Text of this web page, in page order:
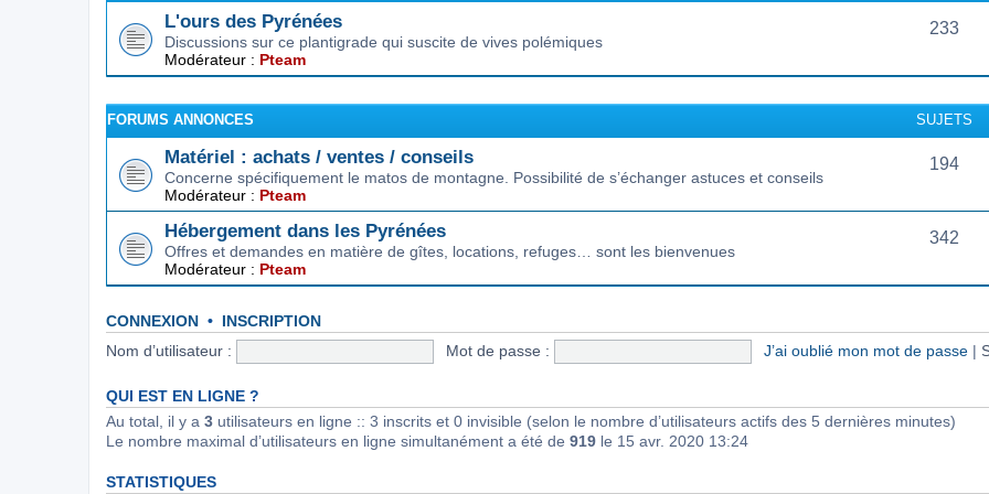
L'ours des Pyrénées
Discussions sur ce plantigrade qui suscite de vives polémiques
Modérateur : Pteam
233
FORUMS ANNONCES SUJETS
Matériel : achats / ventes / conseils
Concerne spécifiquement le matos de montagne. Possibilité de s’échanger astuces et conseils
Modérateur : Pteam
194
Hébergement dans les Pyrénées
Offres et demandes en matière de gîtes, locations, refuges… sont les bienvenues
Modérateur : Pteam
342
CONNEXION • INSCRIPTION
Nom d’utilisateur : Mot de passe : J’ai oublié mon mot de passe |
QUI EST EN LIGNE ?
Au total, il y a 3 utilisateurs en ligne :: 3 inscrits et 0 invisible (selon le nombre d’utilisateurs actifs des 5 dernières minutes)
Le nombre maximal d’utilisateurs en ligne simultanément a été de 919 le 15 avr. 2020 13:24
STATISTIQUES